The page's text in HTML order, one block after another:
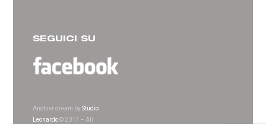
SEGUICI SU
Another dream byStudio
Leonardo© 2017 – All